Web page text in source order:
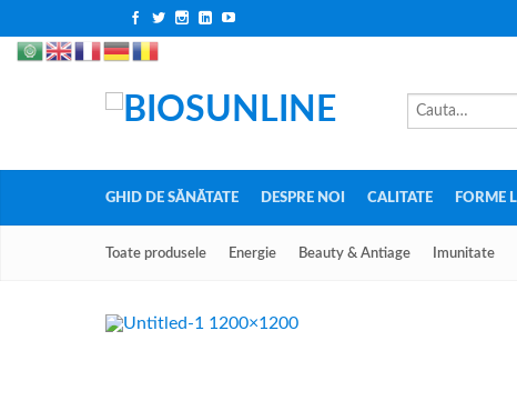
GHID DE SĂNĂTATE DESPRE NOI CALITATE FORME
Toate produsele Energie Beauty & Antiage Imunitate